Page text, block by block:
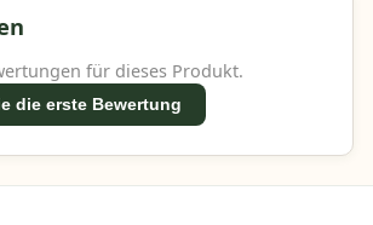
für dieses Produkt.
die erste Bewertung